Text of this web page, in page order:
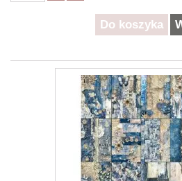
Do koszyka